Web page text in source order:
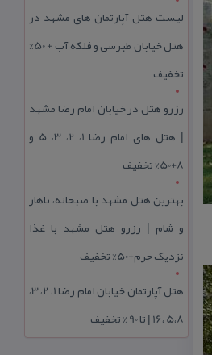
لیست هتل آپارتمان های مشهد در
هتل خیابان طبرسی و فلکه آب + 50%
تخفیف
رزرو هتل در خیابان امام رضا مشهد
| هتل‌ های امام رضا 1، 2، 3، 5 و
8+50% تخفیف
بهترین هتل مشهد با صبحانه، ناهار
و شام | رزرو هتل مشهد با غذا
نزدیک حرم+50% تخفیف
هتل آپارتمان خیابان امام رضا 1، 2، 3،
5،8 ،16 | تا 90 % تخفیف